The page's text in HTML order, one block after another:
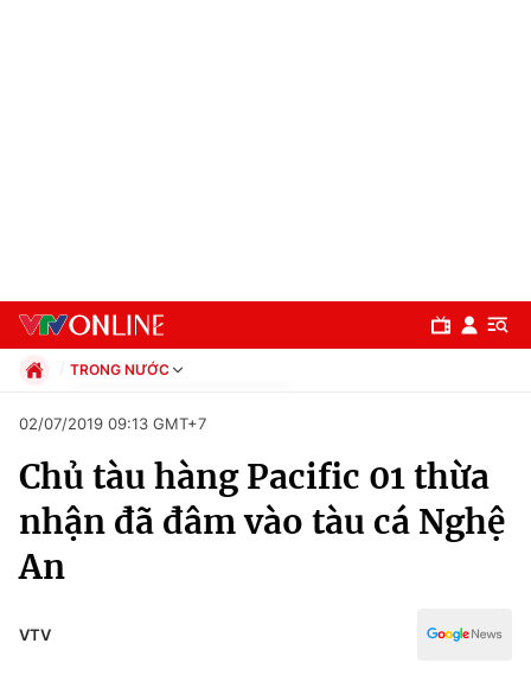
Chuyên mục
Chính trị
TRONG NƯỚC
Xã hội
Pháp luật
Thể thao
02/07/2019 09:13 GMT+7
Chủ tàu hàng Pacific 01 thừa
nhận đã đâm vào tàu cá Nghệ
An
VTV